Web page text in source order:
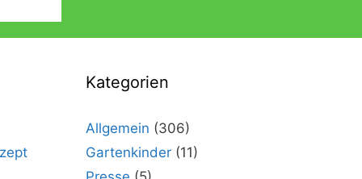
Kategorien
Allgemein (306)
Gartenkinder (11)